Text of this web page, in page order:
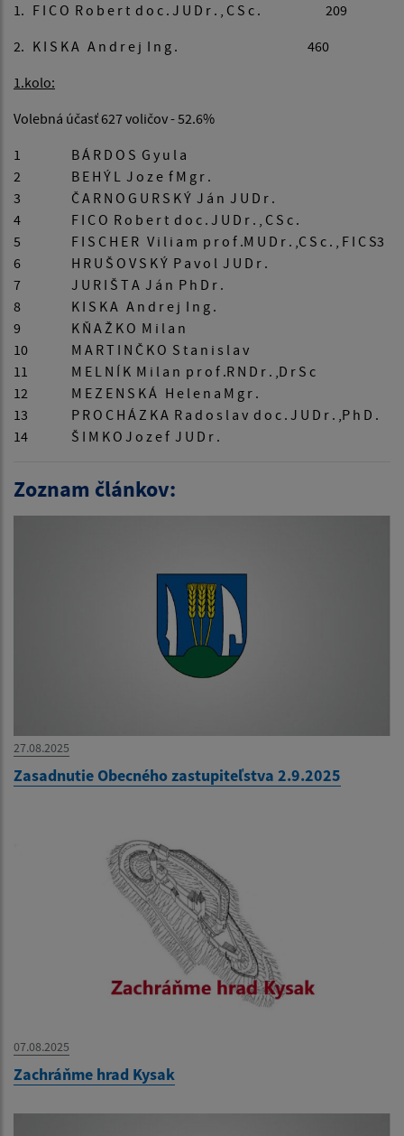
1. F I C O R o b e r t d o c . J U D r . , C S c . 209
2. K I S K A A n d r e j I n g . 460
1.kolo:
Volebná účasť 627 voličov - 52.6%
1
B Á R D O S G y u l a
2
B E H Ý L J o z e f M g r .
3
Č A R N O G U R S K Ý J á n J U D r .
4
F I C O R o b e r t d o c . J U D r . , C S c .
5
F I S C H E R V i l i a m p r o f .M U D r . ,C S c . , F I C S3
6
H R U Š O V S K Ý P a v o l J U D r .
7
J U R I Š T A J á n P h D r .
8
K I S K A A n d r e j I n g .
9
K Ň A Ž K O M i l a n
10
M A R T I N Č K O S t a n i s l a v
11
M E L N Í K M i l a n p r o f .R N D r . ,D r S c
12
M E Z E N S K Á H e l e n a M g r .
13
P R O C H Á Z K A R a d o s l a v d o c . J U D r . ,P h D .
14
Š I M K O J o z e f J U D r .
Zoznam článkov:
27.08.2025
Zasadnutie Obecného zastupiteľstva 2.9.2025
07.08.2025
Zachráňme hrad Kysak